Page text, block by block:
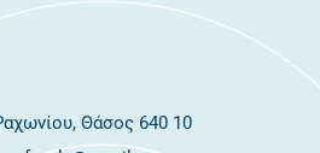
Θάσος 640 10